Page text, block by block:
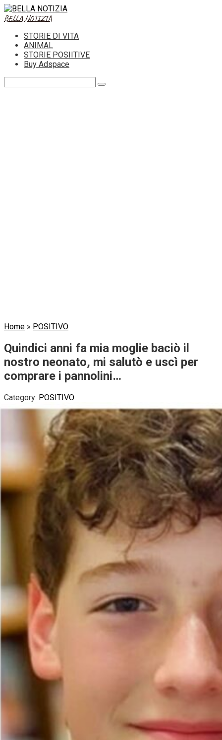
Skip
to
BELLA NOTIZIA
STORIE DI VITA
ANIMAL
STORIE POSIITIVE
Buy Adspace
Home » POSITIVO
Quindici anni fa mia moglie baciò il
nostro neonato, mi salutò e uscì per
comprare i pannolini…
Category: POSITIVO